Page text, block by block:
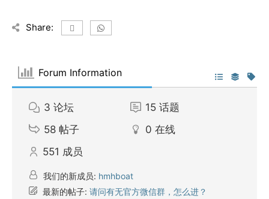
Share:
Forum Information
3 论坛 15 话题
58 帖子 0 在线
551 成员
我们的新成员: hmhboat
最新的帖子: 请问有无官方微信群，怎么进？